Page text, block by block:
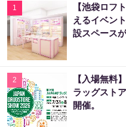
1
【池袋ロフ
えるイベン
設スペース
2
【入場無料
ラッグスト
開催。